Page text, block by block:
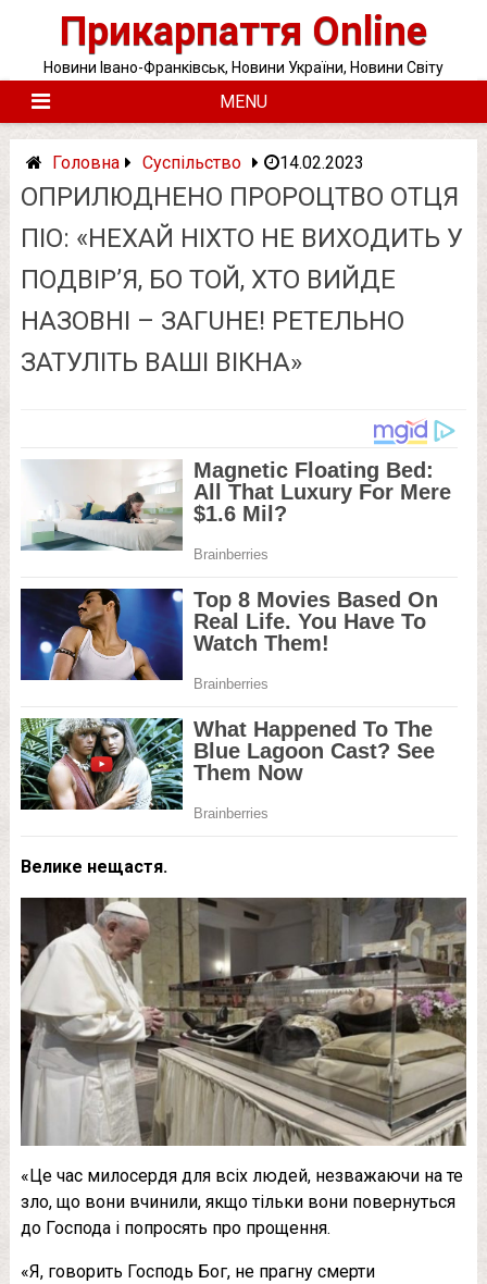
Прикарпаття Online
Новини Івано-Франківськ, Новини України, Новини Світу
MENU
Головна Суспільство 14.02.2023
ОПРИЛЮДНЕНО ПРОРОЦТВО ОТЦЯ
ПІО: «НЕХАЙ НІХТО НЕ ВИХОДИТЬ У
ПОДВІР’Я, БО ТОЙ, ХТО ВИЙДЕ
НАЗОВНІ – ЗАГUНЕ! РЕТЕЛЬНО
ЗАТУЛІТЬ ВАШІ ВІКНА»
Велике нещастя.
«Це час милосердя для всіх людей, незважаючи на те
зло, що вони вчинили, якщо тільки вони повернуться
до Господа і попросять про прощення.
«Я, говорить Господь Бог, не прагну смерти